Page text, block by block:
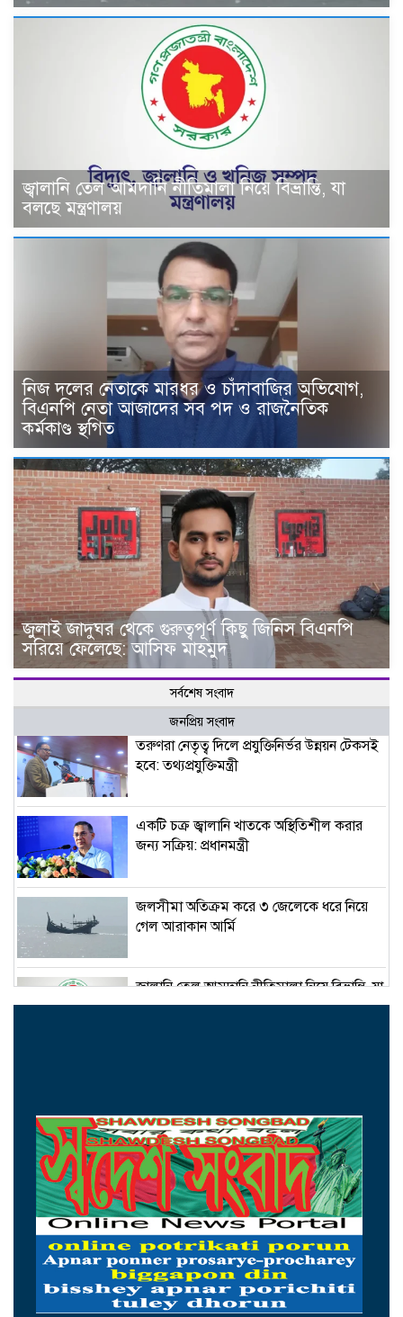
জ্বালানি তেল আমদানি নীতিমালা নিয়ে বিভ্রান্তি, যা
বলছে মন্ত্রণালয়
নিজ দলের নেতাকে মারধর ও চাঁদাবাজির অভিযোগ,
বিএনপি নেতা আজাদের সব পদ ও রাজনৈতিক
কর্মকাণ্ড স্থগিত
জুলাই জাদুঘর থেকে গুরুত্বপূর্ণ কিছু জিনিস বিএনপি
সরিয়ে ফেলেছে: আসিফ মাহমুদ
সর্বশেষ সংবাদ
জনপ্রিয় সংবাদ
তরুণরা নেতৃত্ব দিলে প্রযুক্তিনির্ভর উন্নয়ন টেকসই
হবে: তথ্যপ্রযুক্তিমন্ত্রী
একটি চক্র জ্বালানি খাতকে অস্থিতিশীল করার
জন্য সক্রিয়: প্রধানমন্ত্রী
জলসীমা অতিক্রম করে ৩ জেলেকে ধরে নিয়ে
গেল আরাকান আর্মি
জ্বালানি তেল আমদানি নীতিমালা নিয়ে বিভ্রান্তি, যা
বলছে মন্ত্রণালয়
জুলাই জাদুঘর থেকে গুরুত্বপূর্ণ কিছু জিনিস
বিএনপি সরিয়ে ফেলেছে: আসিফ মাহমুদ
জুলাইযোদ্ধাদের সিএনজি অটোরিকশা ও রিকশা
উপহার দিলেন প্রধানমন্ত্রী
তারেক রহমানকেও আয়নাঘরে রেখে নির্যাতন